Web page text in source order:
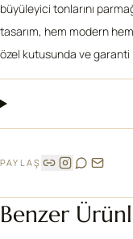
büyüleyici tonlarını
tasarım, hem modern
özel kutusunda ve garanti
PAYLAŞ
Benzer